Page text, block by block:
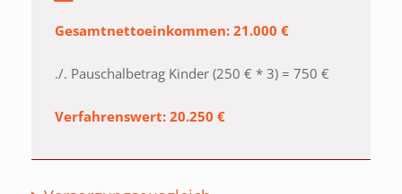
Gesamtnettoeinkommen: 21.000 €
./. Pauschalbetrag Kinder (250 € * 3) = 750 €
Verfahrenswert: 20.250 €